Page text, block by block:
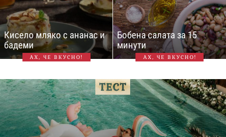
Кисело мляко с ананас и
бадеми
АХ, ЧЕ ВКУСНО!
Бобена салата за 15
минути
АХ, ЧЕ ВКУСНО!